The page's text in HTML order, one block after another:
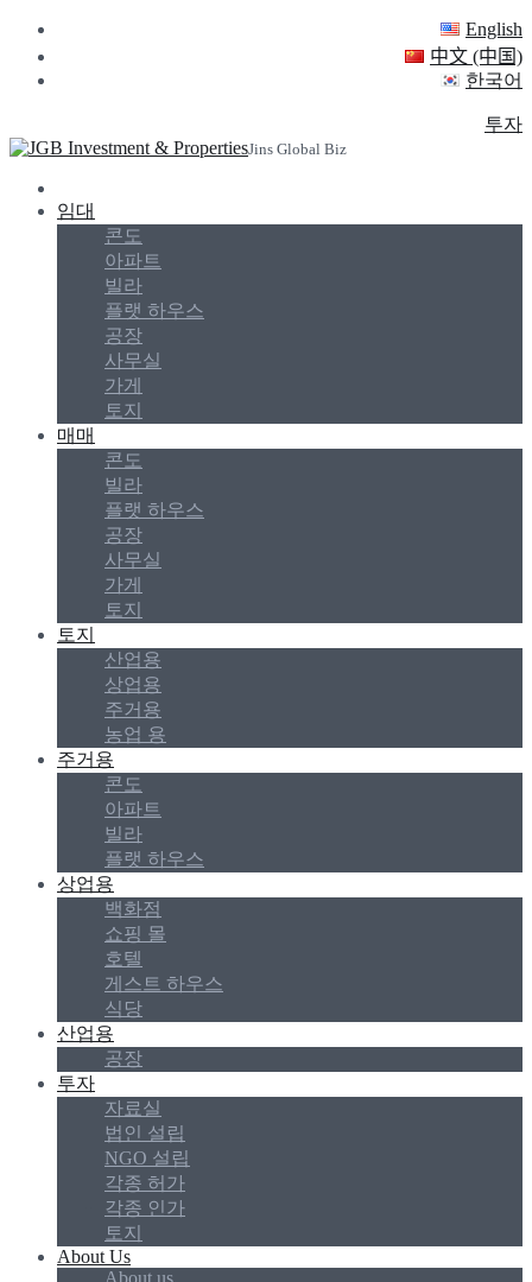
English
中文 (中国)
한국어
투자
Jins Global Biz
임대
콘도
아파트
빌라
플랫 하우스
공장
사무실
가게
토지
매매
콘도
빌라
플랫 하우스
공장
사무실
가게
토지
토지
산업용
상업용
주거용
농업 용
주거용
콘도
아파트
빌라
플랫 하우스
상업용
백화점
쇼핑 몰
호텔
게스트 하우스
식당
산업용
공장
투자
자료실
법인 설립
NGO 설립
각종 허가
각종 인가
토지
About Us
About us